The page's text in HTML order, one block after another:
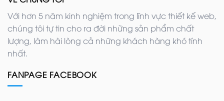
Với hơn 5 năm kinh nghiệm trong lĩnh vực thiết kế web,
chúng tôi tự tin cho ra đời những sản phẩm chất
lượng, làm hài lòng cả những khách hàng khó tính
nhất.
FANPAGE FACEBOOK